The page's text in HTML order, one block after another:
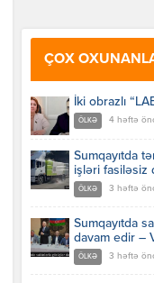
ÇOX
İki obrazlı
ÖLKƏ 4 həftə
Sumqayıtda
işləri fasiləsiz
ÖLKƏ 3 həftə
Sumqayıtda
davam edir –
ÖLKƏ 3 həftə